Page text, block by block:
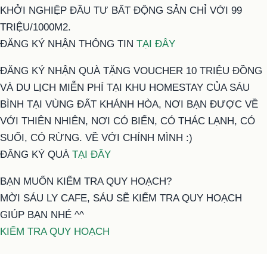
KHỞI NGHIỆP ĐẦU TƯ BẤT ĐỘNG SẢN CHỈ VỚI 99
TRIỆU/1000M2.
ĐĂNG KÝ NHẬN THÔNG TIN TẠI ĐÂY
ĐĂNG KÝ NHẬN QUÀ TẶNG VOUCHER 10 TRIỆU ĐỒNG
VÀ DU LỊCH MIỄN PHÍ TẠI KHU HOMESTAY CỦA SÁU
BÌNH TẠI VÙNG ĐẤT KHÁNH HÒA, NƠI BẠN ĐƯỢC VỀ
VỚI THIÊN NHIÊN, NƠI CÓ BIỂN, CÓ THÁC LẠNH, CÓ
SUỐI, CÓ RỪNG. VỀ VỚI CHÍNH MÌNH :)
ĐĂNG KÝ QUÀ TẠI ĐÂY
BẠN MUỐN KIỂM TRA QUY HOẠCH?
MỜI SÁU LY CAFE, SÁU SẼ KIỂM TRA QUY HOẠCH
GIÚP BẠN NHÉ ^^
KIỂM TRA QUY HOẠCH